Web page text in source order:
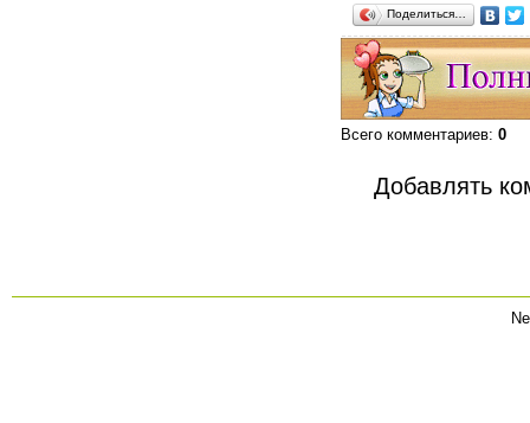
Поделиться…
Всего комментариев: 0
Добавлять